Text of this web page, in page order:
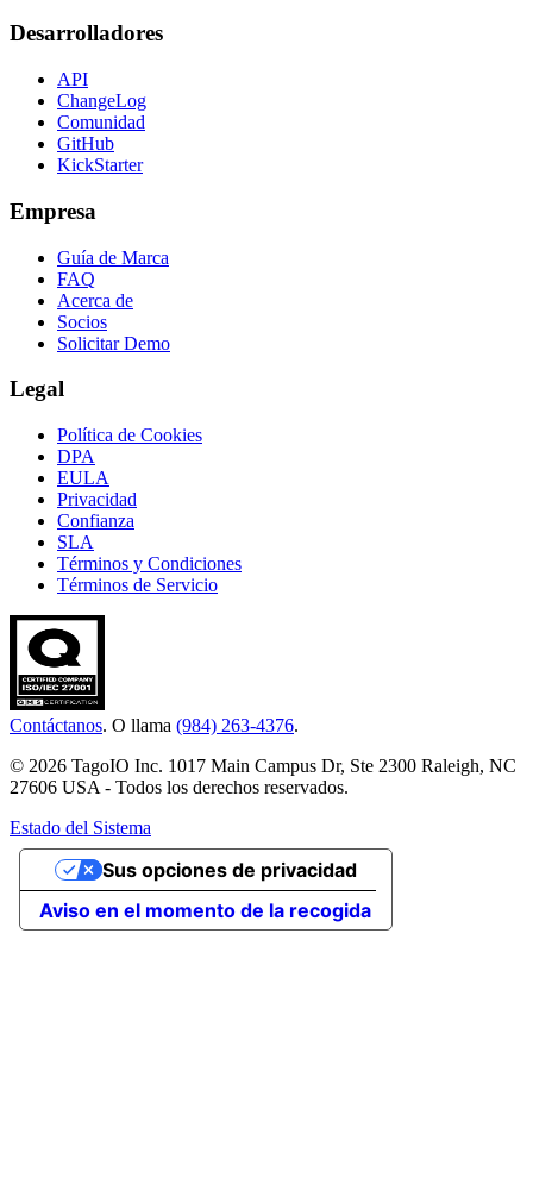
Desarrolladores
API
ChangeLog
Comunidad
GitHub
KickStarter
Empresa
Guía de Marca
FAQ
Acerca de
Socios
Solicitar Demo
Legal
Política de Cookies
DPA
EULA
Privacidad
Confianza
SLA
Términos y Condiciones
Términos de Servicio
Contáctanos. O llama (984) 263-4376.
© 2026 TagoIO Inc. 1017 Main Campus Dr, Ste 2300 Raleigh, NC
27606 USA - Todos los derechos reservados.
Estado del Sistema
Aviso en el momento de la recogida
Sus opciones de privacidad